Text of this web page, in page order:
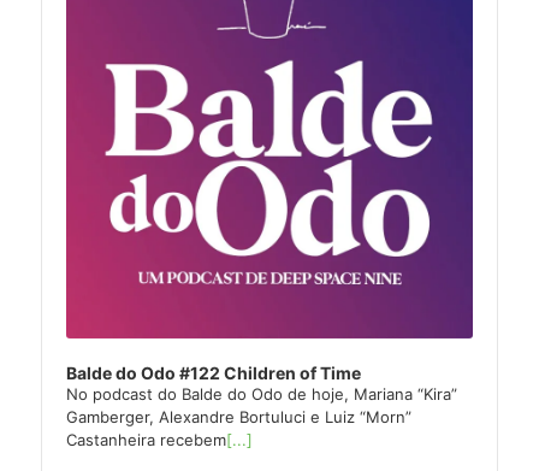
Balde do Odo #122 Children of Time
No podcast do Balde do Odo de hoje, Mariana “Kira”
Gamberger, Alexandre Bortuluci e Luiz “Morn”
Castanheira recebem[...]